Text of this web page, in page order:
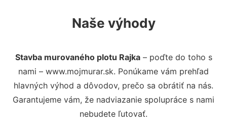
Naše výhody
Stavba murovaného plotu Rajka– poďte do toho s
nami – www.mojmurar.sk. Ponúkame vám prehľad
hlavných výhod a dôvodov, prečo sa obrátiť na nás.
Garantujeme vám, že nadviazanie spolupráce s nami
nebudete ľutovať.